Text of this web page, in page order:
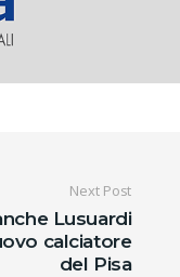
Next Post
Lusuardi
calciatore
del Pisa